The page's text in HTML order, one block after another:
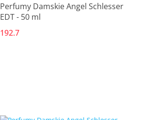
Perfumy Damskie Angel Schlesser
EDT - 50 ml
192.7